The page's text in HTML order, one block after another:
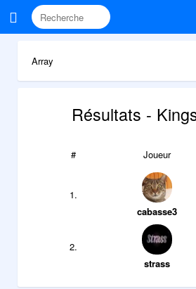
Array
Résultats -
# Joueur
1.
cabasse3
2.
strass